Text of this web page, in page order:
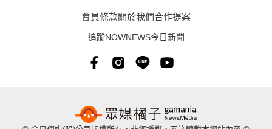
會員條款關於我們合作提案
追蹤NOWNEWS今日新聞